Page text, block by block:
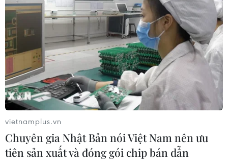
vietnamplus.vn
Chuyên gia Nhật Bản nói Việt Nam nên ưu
tiên sản xuất và đóng gói chip bán dẫn